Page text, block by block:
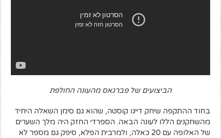
הביצועים של פברגאס מהעונה החולפת
בחוד ההתקפה שיחק דייגו קוסטה, שהוא גם סימן השאלה היחיד
מהשחקנים הללו לעונה הבאה. הספרדי החזק היה מלך השערים
של האלופה עם 20 כאלה, ולמרבית הפלא, סיפק גם מספר לא